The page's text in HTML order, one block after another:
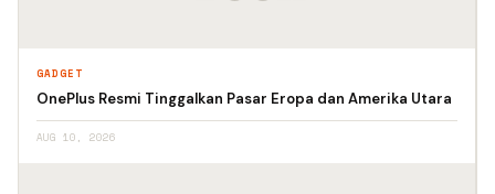
GADGET
OnePlus Resmi Tinggalkan Pasar Eropa dan Amerika Utara
AUG 10, 2026